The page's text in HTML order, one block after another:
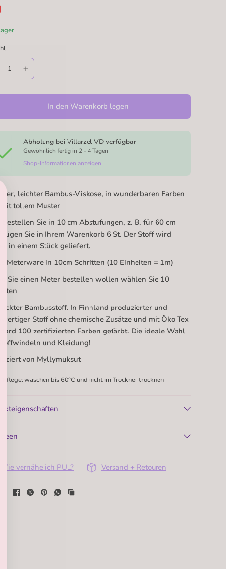
In den Warenkorb legen
Abholung beiVillarzel VD verfügbar
Gewöhnlich fertig in 2 - 4 Tagen
Shop-Informationen anzeigen
leichter Bambus-Viskose, in wunderbaren Farben
tollem Muster
bestellen Sie in 10 cm Abstufungen, z. B. für 60 cm
fügen Sie in Ihrem Warenkorb 6 St. Der Stoff wird
in einem Stück geliefert.
als Meterware in 10cm Schritten (10 Einheiten = 1m)
Sie einen Meter bestellen wollen wählen Sie 10
Bambusstoff. In Finnland produzierter und
Stoff ohne chemische Zusätze und mit Öko Tex
100 zertifizierten Farben gefärbt. Die ideale Wahl
und Kleidung!
von Myllymuksut
Pflege: waschen bis 60°C und nicht im Trockner trocknen
Wie vernähe ich PUL? Versand + Retouren